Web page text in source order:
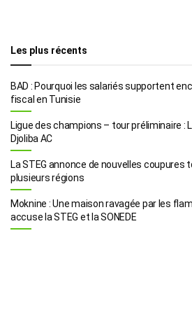
Les plus récents
BAD : Pourquoi les salariés supportent
fiscal en Tunisie
Ligue des champions – tour préliminaire :
Djoliba AC
La STEG annonce de nouvelles coupures
plusieurs régions
Moknine : Une maison ravagée par les
accuse la STEG et la SONEDE